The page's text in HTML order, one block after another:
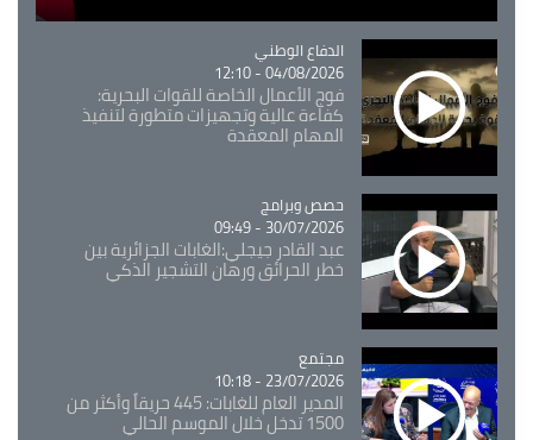
Catégorie
الدفاع الوطني
04/08/2026 - 12:10
فوج الأعمال الخاصة للقوات البحرية:
كفاءة عالية وتجهيزات متطورة لتنفيذ
المهام المعقدة
Catégorie
حصص وبرامج
30/07/2026 - 09:49
عبد القادر جيجلي:الغابات الجزائرية بين
خطر الحرائق ورهان التشجير الذكي
Catégorie
مجتمع
23/07/2026 - 10:18
المدير العام للغابات: 445 حريقاً وأكثر من
1500 تدخل خلال الموسم الحالي